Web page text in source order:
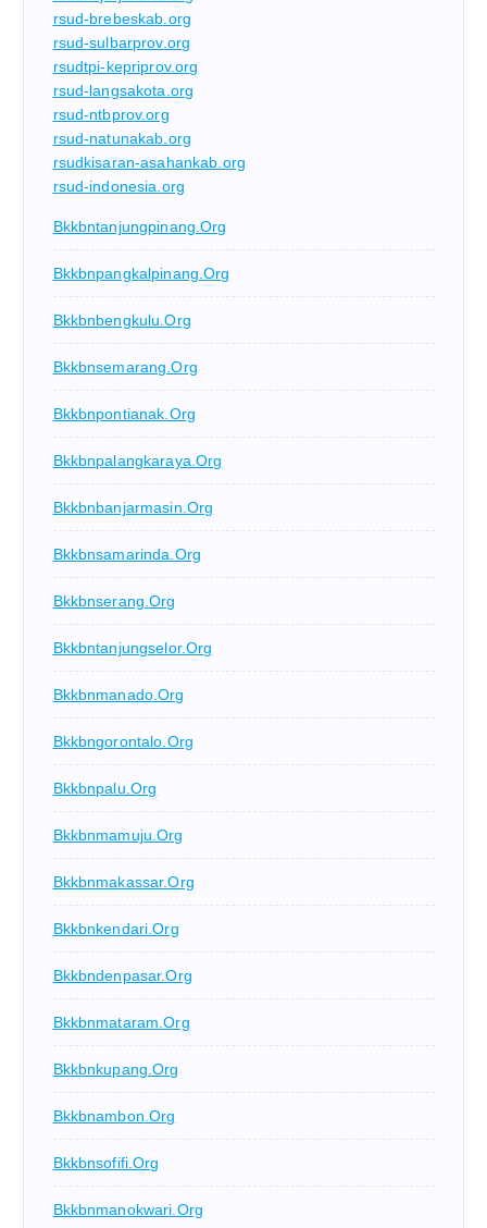
rsud-brebeskab.org
rsud-sulbarprov.org
rsudtpi-kepriprov.org
rsud-langsakota.org
rsud-ntbprov.org
rsud-natunakab.org
rsudkisaran-asahankab.org
rsud-indonesia.org
Bkkbntanjungpinang.org
Bkkbnpangkalpinang.org
Bkkbnbengkulu.org
Bkkbnsemarang.org
Bkkbnpontianak.org
Bkkbnpalangkaraya.org
Bkkbnbanjarmasin.org
Bkkbnsamarinda.org
Bkkbnserang.org
Bkkbntanjungselor.org
Bkkbnmanado.org
Bkkbngorontalo.org
Bkkbnpalu.org
Bkkbnmamuju.org
Bkkbnmakassar.org
Bkkbnkendari.org
Bkkbndenpasar.org
Bkkbnmataram.org
Bkkbnkupang.org
Bkkbnambon.org
Bkkbnsofifi.org
Bkkbnmanokwari.org